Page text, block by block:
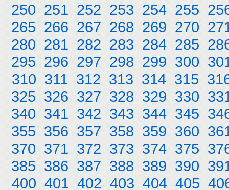
250 251 252 253 254 255
265 266 267 268 269 270
280 281 282 283 284 285
295 296 297 298 299 300
310 311 312 313 314 315
325 326 327 328 329 330
340 341 342 343 344 345
355 356 357 358 359 360
370 371 372 373 374 375
385 386 387 388 389 390
400 401 402 403 404 405